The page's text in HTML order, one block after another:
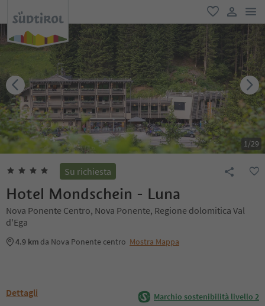
favoriti
user link
1/29
Su richiesta
Hotel Mondschein - Luna
Nova Ponente Centro, Nova Ponente, Regione dolomitica Val
d'Ega
4.9 km da Nova Ponente centro Mostra Mappa
Dettagli
Marchio sostenibilità livello 2